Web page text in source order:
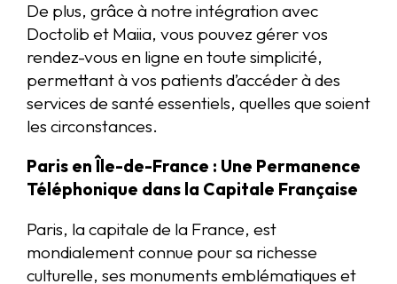
De plus, grâce à notre intégration avec
Doctolib et Maiia, vous pouvez gérer vos
rendez-vous en ligne en toute simplicité,
permettant à vos patients d’accéder à des
services de santé essentiels, quelles que soient
les circonstances.
Paris en Île-de-France : Une Permanence
Téléphonique dans la Capitale Française
Paris, la capitale de la France, est
mondialement connue pour sa richesse
culturelle, ses monuments emblématiques et